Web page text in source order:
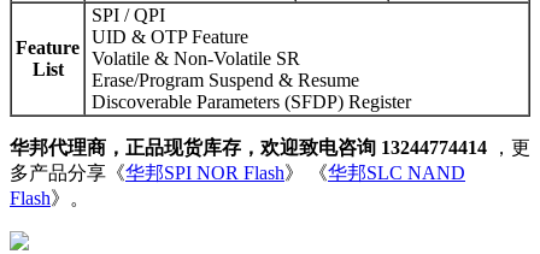
Feature
List
SPI / QPI
UID & OTP Feature
Volatile & Non-Volatile SR
Erase/Program Suspend & Resume
Discoverable Parameters (SFDP) Register
华邦代理商，正品现货库存，欢迎致电咨询 13244774414
，更
多产品分享《华邦SPI NOR Flash》 《华邦SLC NAND
Flash》。